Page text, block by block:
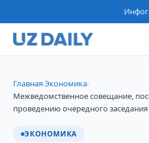
Главная›Экономика›
Межведомственное совещание,
проведению очередного
ЭКОНОМИКА